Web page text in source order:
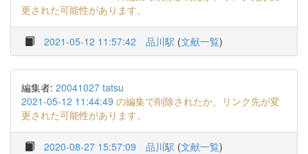
更された可能性があります。
2021-05-12 11:57:42 品川駅 (文献一覧)
編集者: 20041027 tatsu
2021-05-12 11:44:49 の編集で削除されたか、リンク先が変
更された可能性があります。
2020-08-27 15:57:09 品川駅 (文献一覧)